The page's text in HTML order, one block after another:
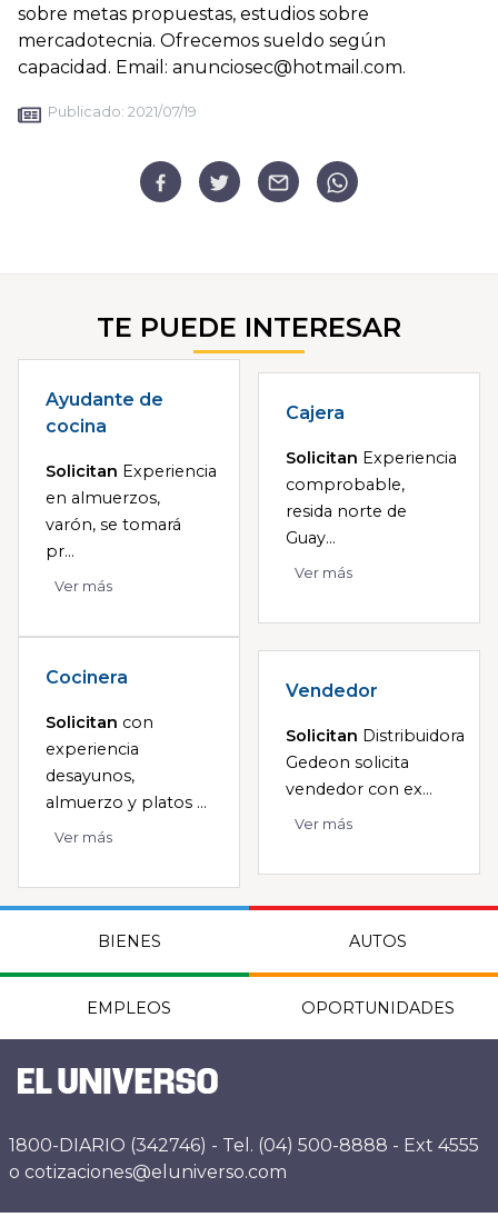
sobre metas propuestas, estudios sobre
mercadotecnia. Ofrecemos sueldo según
capacidad. Email: anunciosec@hotmail.com.
Publicado: 2021/07/19
TE PUEDE INTERESAR
Ayudante de
cocina
Solicitan Experiencia
en almuerzos,
varón, se tomará
pr...
Ver más
Cajera
Solicitan Experiencia
comprobable,
resida norte de
Guay...
Ver más
Cocinera
Solicitan con
experiencia
desayunos,
almuerzo y platos ...
Ver más
Vendedor
Solicitan Distribuidora
Gedeon solicita
vendedor con ex...
Ver más
BIENES AUTOS
EMPLEOS OPORTUNIDADES
1800-DIARIO (342746) - Tel. (04) 500-8888 - Ext 4555
o cotizaciones@eluniverso.com